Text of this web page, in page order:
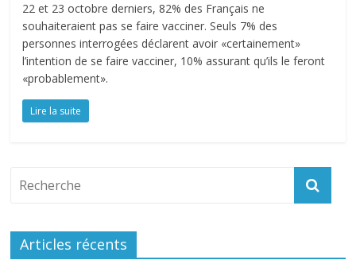
22 et 23 octobre derniers, 82% des Français ne
souhaiteraient pas se faire vacciner. Seuls 7% des
personnes interrogées déclarent avoir «certainement»
l’intention de se faire vacciner, 10% assurant qu’ils le feront
«probablement».
Lire la suite
Articles récents